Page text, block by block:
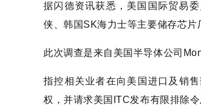
据闪德资讯获悉，美国国际贸易
侠、韩国SK海力士等主要储存芯片
此次调查是来自美国半导体公司
指控相关业者在向美国进口及销
权，并请求美国ITC发布有限排除令